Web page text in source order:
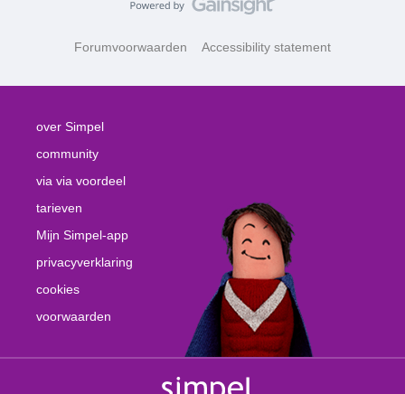
Forumvoorwaarden Accessibility statement
over Simpel
community
via via voordeel
tarieven
Mijn Simpel-app
privacyverklaring
cookies
voorwaarden